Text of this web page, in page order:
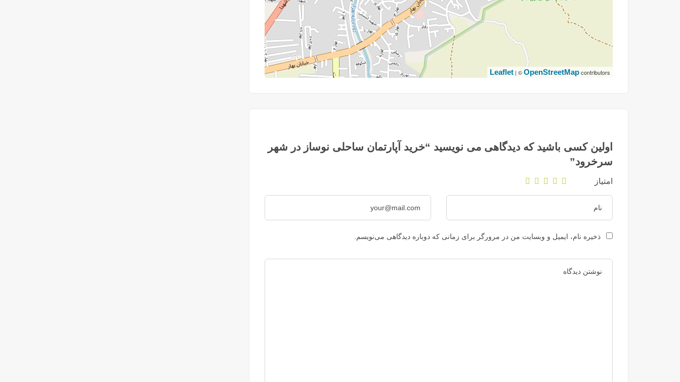
Leaflet | ©OpenStreetMapcontributors
اولین کسی باشید که دیدگاهی می نویسید “خرید آپارتمان ساحلی نوساز در شهر
سرخرود”
امتیاز
ذخیره نام، ایمیل و وبسایت من در مرورگر برای زمانی که دوباره دیدگاهی می‌نویسم.